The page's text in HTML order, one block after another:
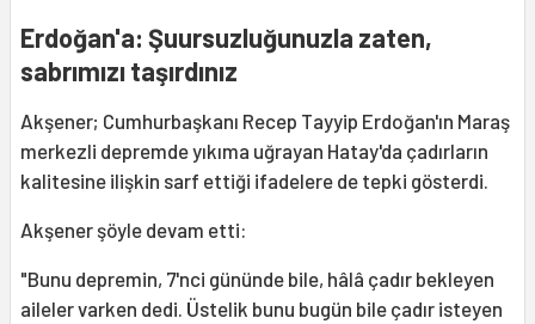
Erdoğan'a: Şuursuzluğunuzla zaten,
sabrımızı taşırdınız
Akşener; Cumhurbaşkanı Recep Tayyip Erdoğan'ın Maraş
merkezli depremde yıkıma uğrayan Hatay'da çadırların
kalitesine ilişkin sarf ettiği ifadelere de tepki gösterdi.
Akşener şöyle devam etti:
"Bunu depremin, 7'nci gününde bile, hâlâ çadır bekleyen
aileler varken dedi. Üstelik bunu bugün bile çadır isteyen